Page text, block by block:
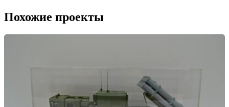
Похожие проекты